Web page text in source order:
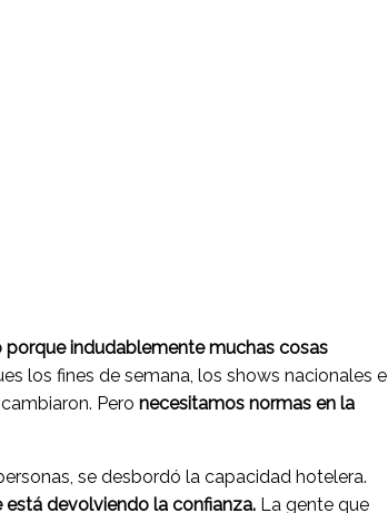
porque indudablemente muchas cosas
los fines de semana, los shows nacionales e
Pero necesitamos normas en la
se desbordó la capacidad hotelera.
devolviendo la confianza. La gente que